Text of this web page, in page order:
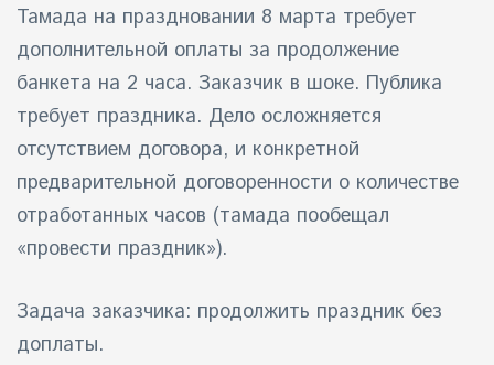
Тамада на праздновании 8 марта требует
дополнительной оплаты за продолжение
банкета на 2 часа. Заказчик в шоке. Публика
требует праздника. Дело осложняется
отсутствием договора, и конкретной
предварительной договоренности о количестве
отработанных часов (тамада пообещал
«провести праздник»).
Задача заказчика: продолжить праздник без
доплаты.